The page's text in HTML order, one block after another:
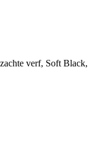
verf, Soft Black,